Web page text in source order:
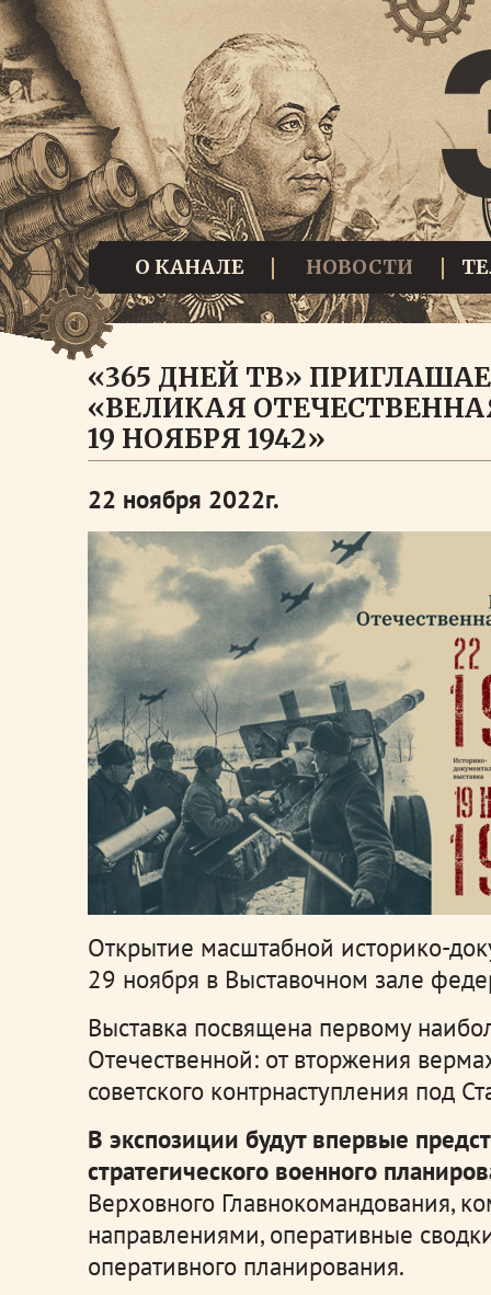
О КАНАЛЕ НОВОСТИ
«365 ДНЕЙ ТВ»
«ВЕЛИКАЯ
19 НОЯБРЯ 1942»
22 ноября 2022г.
Открытие масштабной историко-
29 ноября в Выставочном зале
Выставка посвящена первому
Отечественной: от вторжения
советского контрнаступления под
В экспозиции будут впервые
стратегического военного
Верховного Главнокомандования,
направлениями, оперативные
оперативного планирования.